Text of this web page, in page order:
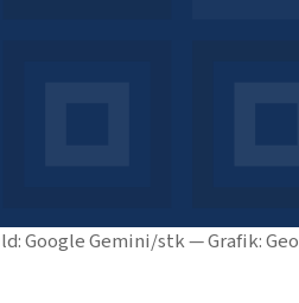
Google Gemini/stk — Grafik: